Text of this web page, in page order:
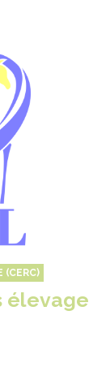
(CERC)
élevage